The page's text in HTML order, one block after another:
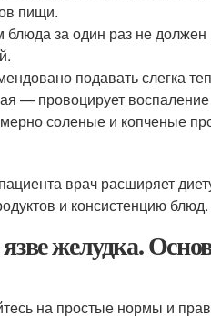
пищи.
за один раз не должен
подавать слегка
— провоцирует
соленые и копченые
врач расширяет
и консистенцию блюд.
желудка.
на простые нормы и